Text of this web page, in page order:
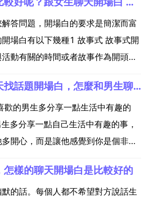
答問題，開場白的要求是簡潔而富
場白有以下幾種1 故事式 故事式開
動有關的時間或者故事作為開頭，
開門見山，用精煉的語言交代活動
在主體部分分開論證和闡述即可。
怎麼跟男生聊天找話題開場白，怎麼和男生聊天找話題？
歡的男生多分享一點生活中有趣的
多分享一點自己生活中有趣的事，
開心，而是讓他感覺到你是個非常
者忙工作的時候去和他聊天。他精
時間跟你繼續開話題，分享生活 和
怎樣的聊天開場白是比較好的
的話。每個人都不希望對方說話生